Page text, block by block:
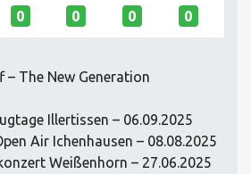
0 0 0 0
– The New Generation
Illertissen – 06.09.2025
Air Ichenhausen – 08.08.2025
Weißenhorn – 27.06.2025